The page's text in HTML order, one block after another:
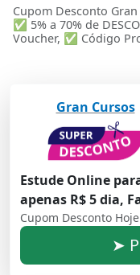
Cupom Desconto
✅ 5% a 70% de
Voucher, ✅ Código
Gran Cursos
Estude Online
apenas R$ 5 dia,
Cupom Desconto
➤